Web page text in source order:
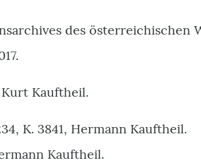
des österreichischen
Kauftheil.
K. 3841, Hermann Kauftheil.
Kauftheil.